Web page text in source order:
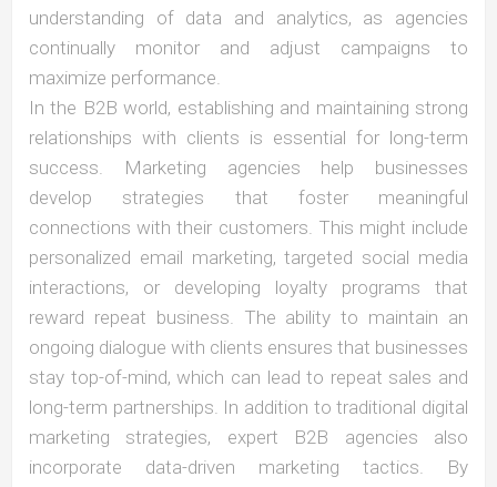
understanding of data and analytics, as agencies
continually monitor and adjust campaigns to
maximize performance.
In the B2B world, establishing and maintaining strong
relationships with clients is essential for long-term
success. Marketing agencies help businesses
develop strategies that foster meaningful
connections with their customers. This might include
personalized email marketing, targeted social media
interactions, or developing loyalty programs that
reward repeat business. The ability to maintain an
ongoing dialogue with clients ensures that businesses
stay top-of-mind, which can lead to repeat sales and
long-term partnerships. In addition to traditional digital
marketing strategies, expert B2B agencies also
incorporate data-driven marketing tactics. By